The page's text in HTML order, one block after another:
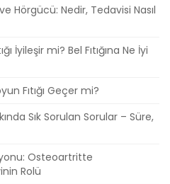
Hörgücü: Nedir, Tedavisi Nasıl
İyileşir mi? Bel Fıtığına Ne İyi
Fıtığı Geçer mi?
Sık Sorulan Sorular – Süre,
Osteoartritte
Rolü